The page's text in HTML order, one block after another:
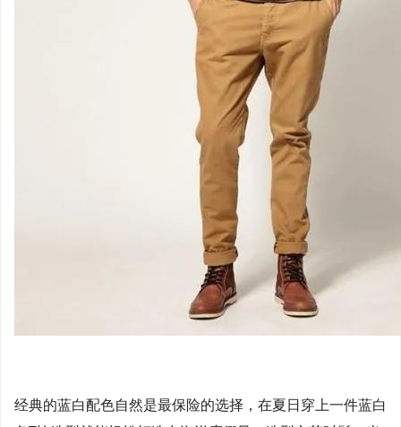
经典的蓝白配色自然是最保险的选择，在夏日穿上一件蓝白